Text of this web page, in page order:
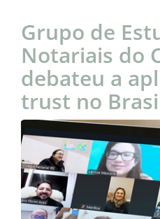
Grupo de
Notariais do
debateu a
trust no